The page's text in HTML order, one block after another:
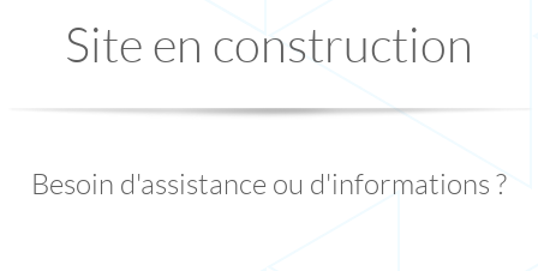
Site en construction
Besoin d'assistance ou d'informations ?